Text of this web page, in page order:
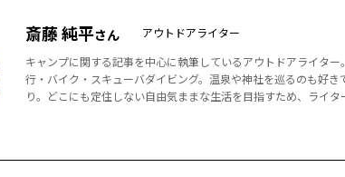
斎藤 純平さん
アウトドアライター
キャンプに関する記事を中心に執筆しているアウトドアライタ
行・バイク・スキューバダイビング。温泉や神社を巡るのも好き
り。どこにも定住しない自由気ままな生活を目指すため、ライタ